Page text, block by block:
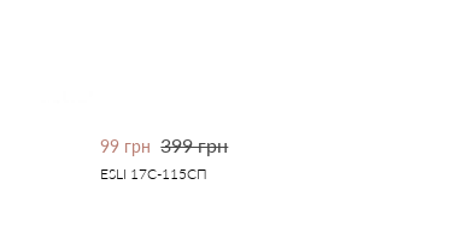
99 грн 399 грн
ESLI 17С-115СП